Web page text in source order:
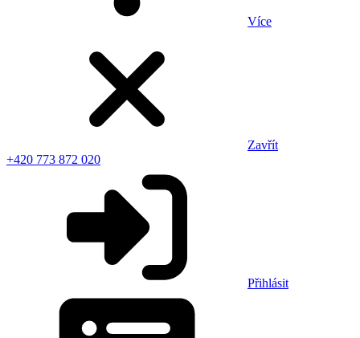
Více
Zavřít
+420 773 872 020
Přihlásit